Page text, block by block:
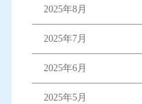
2025年8月
2025年7月
2025年6月
2025年5月